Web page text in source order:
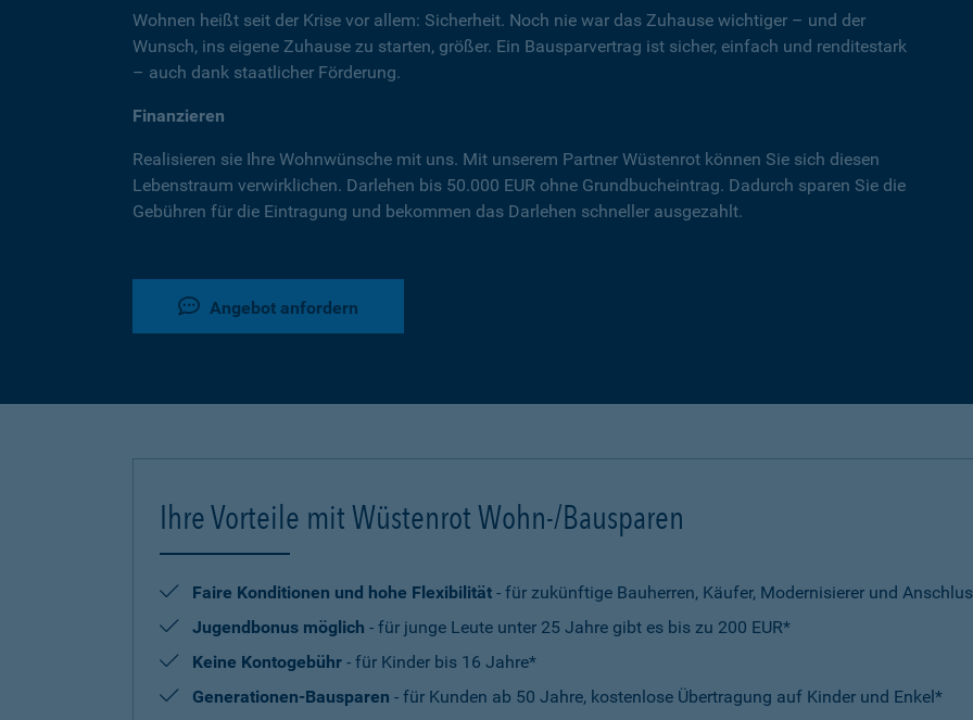
Wohnen heißt seit der Krise vor allem: Sicherheit. Noch nie war das Zuhause wichtiger – und der
Wunsch, ins eigene Zuhause zu starten, größer. Ein Bausparvertrag ist sicher, einfach und renditestark
– auch dank staatlicher Förderung.
Finanzieren
Realisieren sie Ihre Wohnwünsche mit uns. Mit unserem Partner Wüstenrot können Sie sich diesen
Lebenstraum verwirklichen. Darlehen bis 50.000 EUR ohne Grundbucheintrag. Dadurch sparen Sie die
Gebühren für die Eintragung und bekommen das Darlehen schneller ausgezahlt.
Angebot anfordern
Ihre Vorteile mit Wüstenrot Wohn-/Bausparen
Faire Konditionen und hohe Flexibilität - für zukünftige Bauherren, Käufer, Modernisierer und
Jugendbonus möglich - für junge Leute unter 25 Jahre gibt es bis zu 200 EUR*
Keine Kontogebühr - für Kinder bis 16 Jahre*
Generationen-Bausparen - für Kunden ab 50 Jahre, kostenlose Übertragung auf Kinder und Enkel*